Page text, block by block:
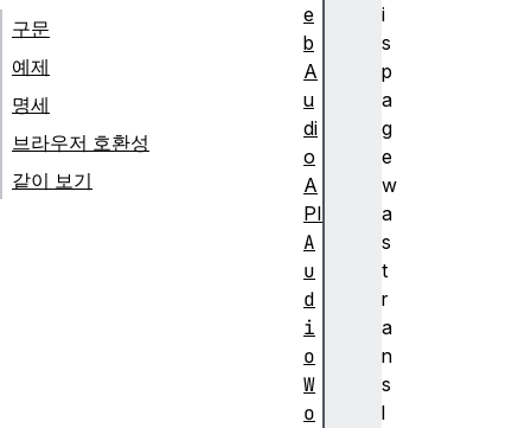
i
s
p
a
g
e
w
a
s
t
r
a
n
s
l
구문
예제
명세
브라우저 호환성
같이 보기
e
b
A
u
di
o
A
PI
A
u
d
i
o
W
o